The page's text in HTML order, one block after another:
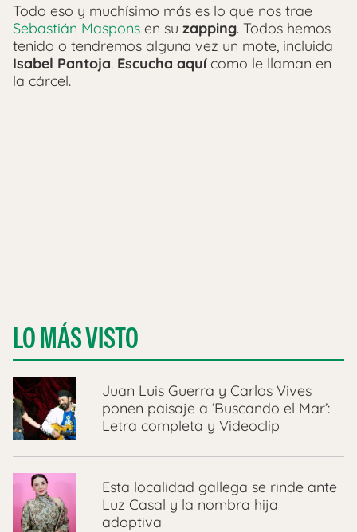
Todo eso y muchísimo más es lo que nos trae
Sebastián Maspons en su zapping. Todos hemos
tenido o tendremos alguna vez un mote, incluida
Isabel Pantoja. Escucha aquícomo le llaman en
la cárcel.
LO MÁS VISTO
Juan Luis Guerra y Carlos Vives
ponen paisaje a ‘Buscando el Mar’:
Letra completa y Videoclip
Esta localidad gallega se rinde ante
Luz Casal y la nombra hija
adoptiva